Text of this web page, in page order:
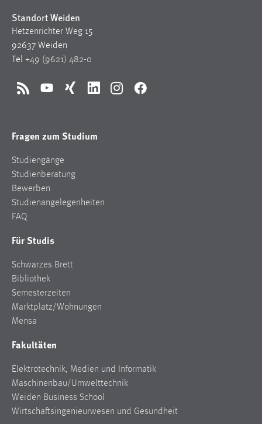
Standort Weiden
Hetzenrichter Weg 15
92637 Weiden
Tel +49 (9621) 482-0
RSS YouTubeXing LinkedInInstagramFacebook
Fragen zum Studium
Studiengänge
Studienberatung
Bewerben
Studienangelegenheiten
FAQ
Für Studis
Schwarzes Brett
Bibliothek
Semesterzeiten
Marktplatz/Wohnungen
Mensa
Fakultäten
Elektrotechnik, Medien und Informatik
Maschinenbau/Umwelttechnik
Weiden Business School
Wirtschaftsingenieurwesen und Gesundheit